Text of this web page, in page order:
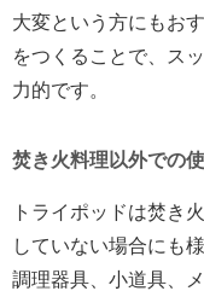
大変という方にもお
をつくることで、ス
力的です。
焚き火料理以外での
トライポッドは焚き
していない場合にも
調理器具、小道具、